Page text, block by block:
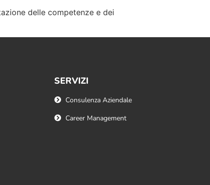
delle competenze e dei
SERVIZI
Consulenza Aziendale
Career Management